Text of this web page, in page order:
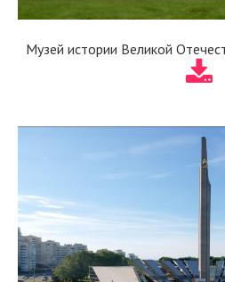
Музей истории Великой